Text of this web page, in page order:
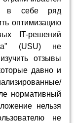
в себе ряд
оптимизацию
IT-решений
(USU) не
отзывы
давно и
нормативный
нельзя
не